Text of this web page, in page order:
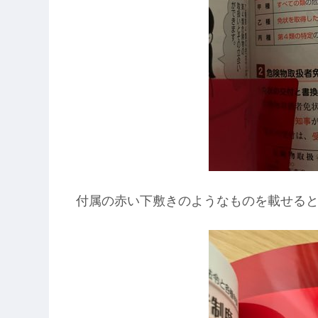
付属の赤い下敷きのようなものを載せると